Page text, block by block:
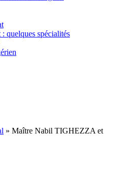
quelques spécialités
» Maître Nabil TIGHEZZA et